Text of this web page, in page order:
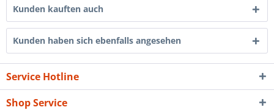
Kunden kauften auch
Kunden haben sich ebenfalls angesehen
Service Hotline
Shop Service